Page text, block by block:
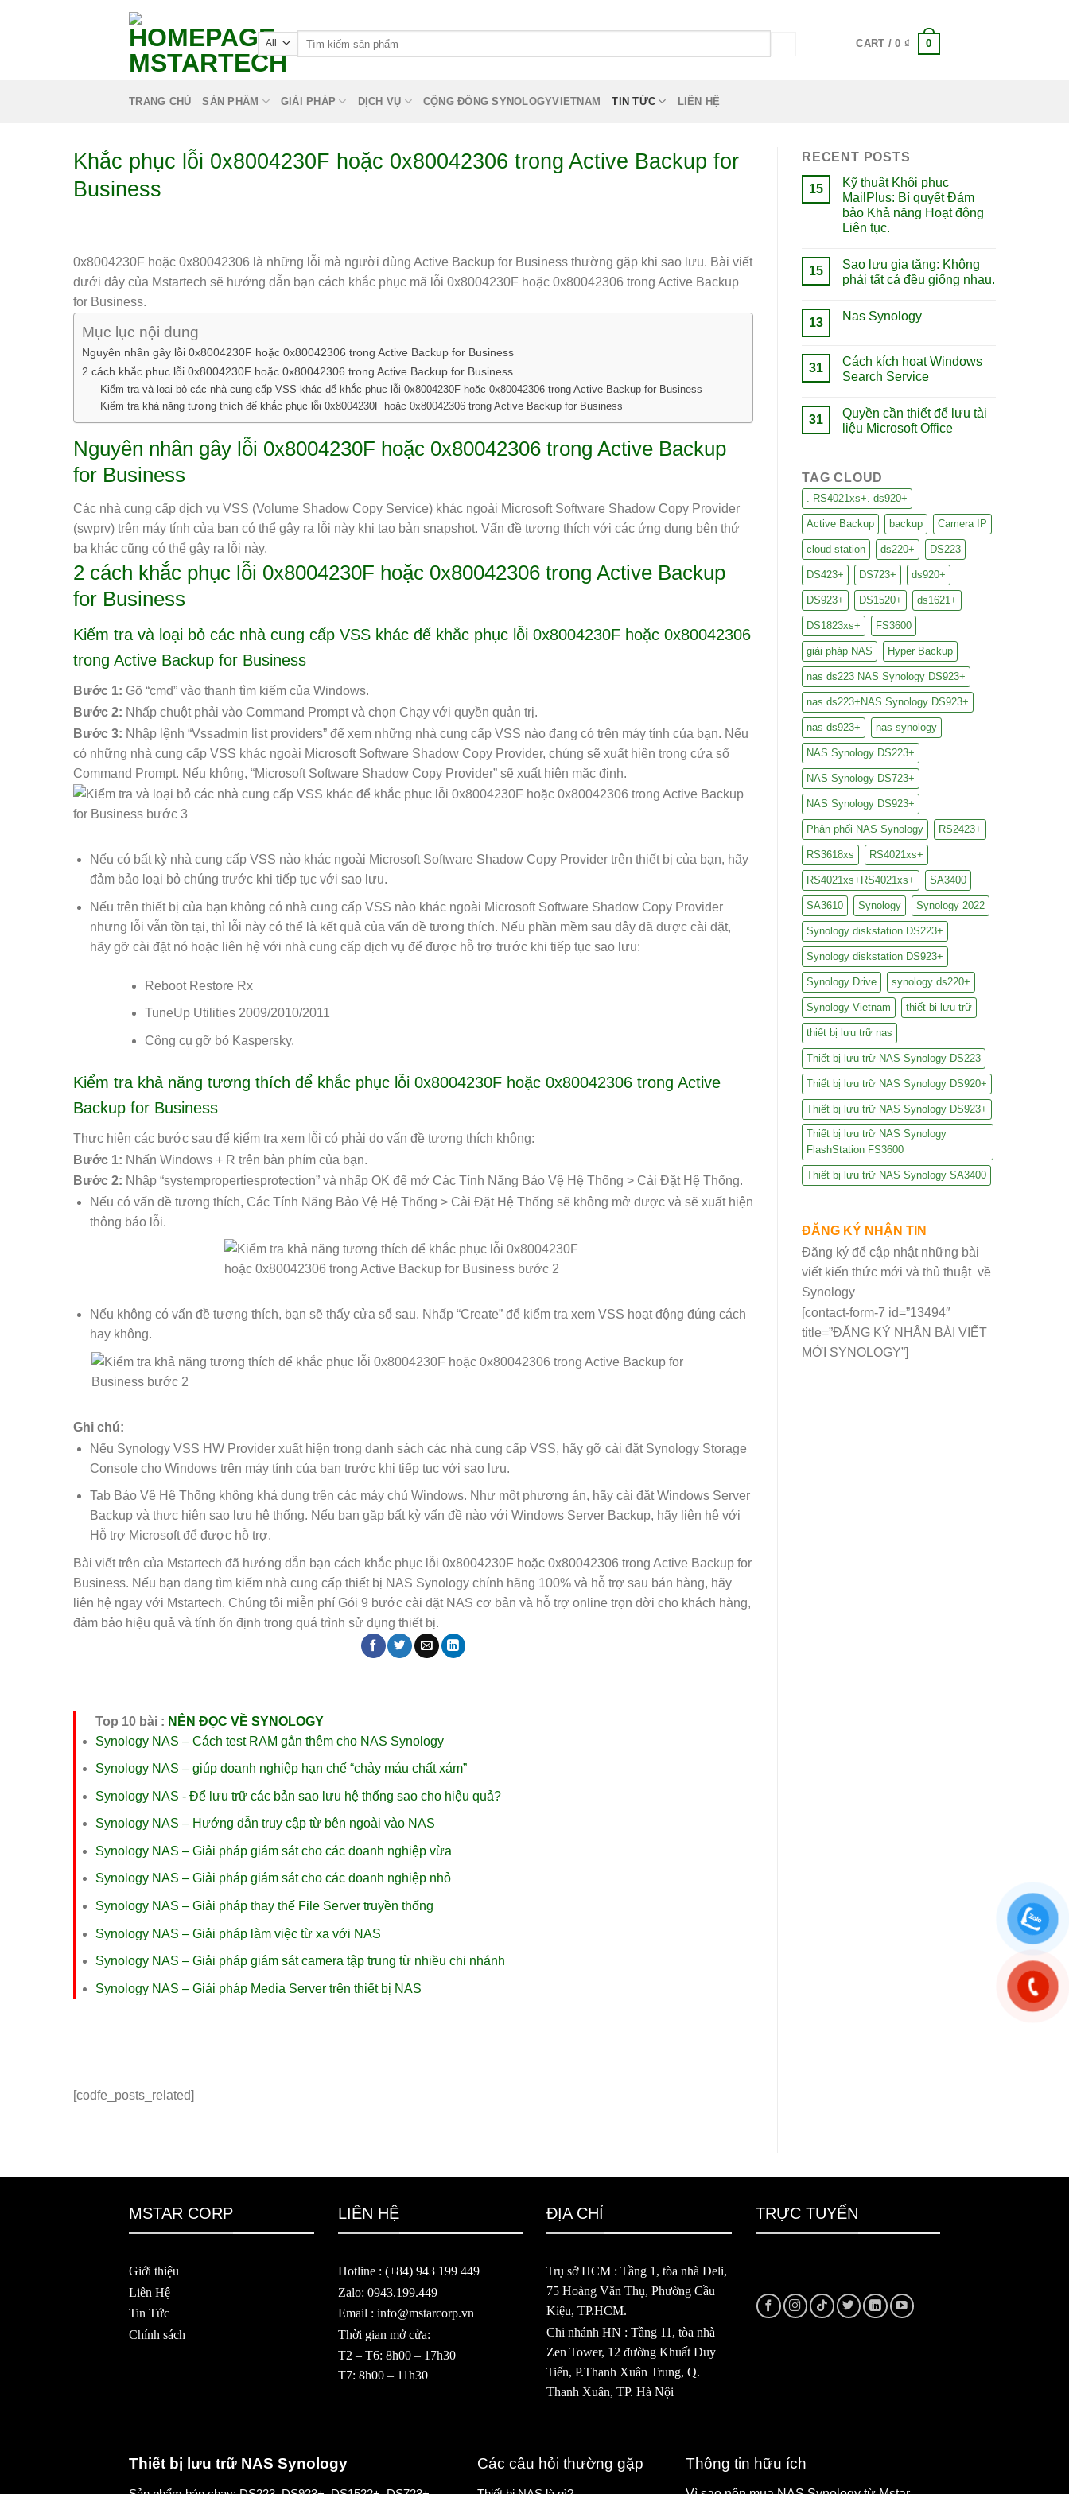
CART /0 ₫ 0
TRANG CHỦ SẢN PHẨM GIẢI PHÁP DỊCH VỤ CỘNG ĐỒNG SYNOLOGYVIETNAM TIN TỨC LIÊN HỆ
Khắc phục lỗi 0x8004230F hoặc 0x80042306 trong Active Backup for
Business
0x8004230F hoặc 0x80042306 là những lỗi mà người dùng Active Backup for Business thường gặp khi sao lưu. Bài viết
dưới đây của Mstartech sẽ hướng dẫn bạn cách khắc phục mã lỗi 0x8004230F hoặc 0x80042306 trong Active Backup
for Business.
Mục lục nội dung
Nguyên nhân gây lỗi 0x8004230F hoặc 0x80042306 trong Active Backup for Business
2 cách khắc phục lỗi 0x8004230F hoặc 0x80042306 trong Active Backup for Business
Kiểm tra và loại bỏ các nhà cung cấp VSS khác để khắc phục lỗi 0x8004230F hoặc 0x80042306 trong Active Backup for Business
Kiểm tra khả năng tương thích để khắc phục lỗi 0x8004230F hoặc 0x80042306 trong Active Backup for Business
Nguyên nhân gây lỗi 0x8004230F hoặc 0x80042306 trong Active Backup
for Business
Các nhà cung cấp dịch vụ VSS (Volume Shadow Copy Service) khác ngoài Microsoft Software Shadow Copy Provider
(swprv) trên máy tính của bạn có thể gây ra lỗi này khi tạo bản snapshot. Vấn đề tương thích với các ứng dụng bên thứ
ba khác cũng có thể gây ra lỗi này.
2 cách khắc phục lỗi 0x8004230F hoặc 0x80042306 trong Active Backup
for Business
Kiểm tra và loại bỏ các nhà cung cấp VSS khác để khắc phục lỗi 0x8004230F hoặc 0x80042306
trong Active Backup for Business
Bước 1: Gõ “cmd” vào thanh tìm kiếm của Windows.
Bước 2: Nhấp chuột phải vào Command Prompt và chọn Chạy với quyền quản trị.
Bước 3: Nhập lệnh “Vssadmin list providers” để xem những nhà cung cấp VSS nào đang có trên máy tính của bạn. Nếu
có những nhà cung cấp VSS khác ngoài Microsoft Software Shadow Copy Provider, chúng sẽ xuất hiện trong cửa sổ
Command Prompt. Nếu không, “Microsoft Software Shadow Copy Provider” sẽ xuất hiện mặc định.
Nếu có bất kỳ nhà cung cấp VSS nào khác ngoài Microsoft Software Shadow Copy Provider trên thiết bị của bạn, hãy
đảm bảo loại bỏ chúng trước khi tiếp tục với sao lưu.
Nếu trên thiết bị của bạn không có nhà cung cấp VSS nào khác ngoài Microsoft Software Shadow Copy Provider
nhưng lỗi vẫn tồn tại, thì lỗi này có thể là kết quả của vấn đề tương thích. Nếu phần mềm sau đây đã được cài đặt,
hãy gỡ cài đặt nó hoặc liên hệ với nhà cung cấp dịch vụ để được hỗ trợ trước khi tiếp tục sao lưu:
Reboot Restore Rx
TuneUp Utilities 2009/2010/2011
Công cụ gỡ bỏ Kaspersky.
Kiểm tra khả năng tương thích để khắc phục lỗi 0x8004230F hoặc 0x80042306 trong Active
Backup for Business
Thực hiện các bước sau để kiểm tra xem lỗi có phải do vấn đề tương thích không:
Bước 1: Nhấn Windows + R trên bàn phím của bạn.
Bước 2: Nhập “systempropertiesprotection” và nhấp OK để mở Các Tính Năng Bảo Vệ Hệ Thống > Cài Đặt Hệ Thống.
Nếu có vấn đề tương thích, Các Tính Năng Bảo Vệ Hệ Thống > Cài Đặt Hệ Thống sẽ không mở được và sẽ xuất hiện
thông báo lỗi.
Nếu không có vấn đề tương thích, bạn sẽ thấy cửa sổ sau. Nhấp “Create” để kiểm tra xem VSS hoạt động đúng cách
hay không.
Ghi chú:
Nếu Synology VSS HW Provider xuất hiện trong danh sách các nhà cung cấp VSS, hãy gỡ cài đặt Synology Storage
Console cho Windows trên máy tính của bạn trước khi tiếp tục với sao lưu.
Tab Bảo Vệ Hệ Thống không khả dụng trên các máy chủ Windows. Như một phương án, hãy cài đặt Windows Server
Backup và thực hiện sao lưu hệ thống. Nếu bạn gặp bất kỳ vấn đề nào với Windows Server Backup, hãy liên hệ với
Hỗ trợ Microsoft để được hỗ trợ.
Bài viết trên của Mstartech đã hướng dẫn bạn cách khắc phục lỗi 0x8004230F hoặc 0x80042306 trong Active Backup for
Business. Nếu bạn đang tìm kiếm nhà cung cấp thiết bị NAS Synology chính hãng 100% và hỗ trợ sau bán hàng, hãy
liên hệ ngay với Mstartech. Chúng tôi miễn phí Gói 9 bước cài đặt NAS cơ bản và hỗ trợ online trọn đời cho khách hàng,
đảm bảo hiệu quả và tính ổn định trong quá trình sử dụng thiết bị.
Top 10 bài : NÊN ĐỌC VỀ SYNOLOGY
Synology NAS – Cách test RAM gắn thêm cho NAS Synology
Synology NAS – giúp doanh nghiệp hạn chế “chảy máu chất xám”
Synology NAS - Để lưu trữ các bản sao lưu hệ thống sao cho hiệu quả?
Synology NAS – Hướng dẫn truy cập từ bên ngoài vào NAS
Synology NAS – Giải pháp giám sát cho các doanh nghiệp vừa
Synology NAS – Giải pháp giám sát cho các doanh nghiệp nhỏ
Synology NAS – Giải pháp thay thế File Server truyền thống
Synology NAS – Giải pháp làm việc từ xa với NAS
Synology NAS – Giải pháp giám sát camera tập trung từ nhiều chi nhánh
Synology NAS – Giải pháp Media Server trên thiết bị NAS
[codfe_posts_related]
RECENT POSTS
15
Kỹ thuật Khôi phục
MailPlus: Bí quyết Đảm
bảo Khả năng Hoạt động
Liên tục.
15
Sao lưu gia tăng: Không
phải tất cả đều giống nhau.
13 Nas Synology
31
Cách kích hoạt Windows
Search Service
31
Quyền cần thiết để lưu tài
liệu Microsoft Office
TAG CLOUD
. RS4021xs+. ds920+
Active Backup backup Camera IP
cloud station ds220+ DS223
DS423+ DS723+ ds920+
DS923+ DS1520+ ds1621+
DS1823xs+ FS3600
giải pháp NAS Hyper Backup
nas ds223 NAS Synology DS923+
nas ds223+NAS Synology DS923+
nas ds923+ nas synology
NAS Synology DS223+
NAS Synology DS723+
NAS Synology DS923+
Phân phối NAS Synology RS2423+
RS3618xs RS4021xs+
RS4021xs+RS4021xs+ SA3400
SA3610 Synology Synology 2022
Synology diskstation DS223+
Synology diskstation DS923+
Synology Drive synology ds220+
Synology Vietnam thiết bị lưu trữ
thiết bị lưu trữ nas
Thiết bị lưu trữ NAS Synology DS223
Thiết bị lưu trữ NAS Synology DS920+
Thiết bị lưu trữ NAS Synology DS923+
Thiết bị lưu trữ NAS Synology
FlashStation FS3600
Thiết bị lưu trữ NAS Synology SA3400
ĐĂNG KÝ NHẬN TIN
Đăng ký để cập nhật những bài
viết kiến thức mới và thủ thuật về
Synology
[contact-form-7 id=”13494″
title=”ĐĂNG KÝ NHẬN BÀI VIẾT
MỚI SYNOLOGY”]
MSTAR CORP
Giới thiệu
Liên Hệ
Tin Tức
Chính sách
LIÊN HỆ
Hotline : (+84) 943 199 449
Zalo: 0943.199.449
Email : info@mstarcorp.vn
Thời gian mở cửa:
T2 – T6: 8h00 – 17h30
T7: 8h00 – 11h30
ĐỊA CHỈ
Trụ sở HCM : Tầng 1, tòa nhà Deli,
75 Hoàng Văn Thụ, Phường Cầu
Kiệu, TP.HCM.
Chi nhánh HN : Tầng 11, tòa nhà
Zen Tower, 12 đường Khuất Duy
Tiến, P.Thanh Xuân Trung, Q.
Thanh Xuân, TP. Hà Nội
TRỰC TUYẾN
Thiết bị lưu trữ NAS Synology Các câu hỏi thường gặp Thông tin hữu ích